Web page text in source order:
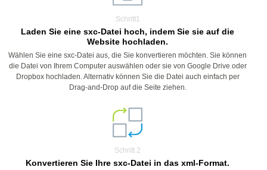
Schritt1
Laden Sie eine sxc-Datei hoch, indem Sie sie auf die
Website hochladen.
Wählen Sie eine sxc-Datei aus, die Sie konvertieren möchten. Sie können
die Datei von Ihrem Computer auswählen oder sie von Google Drive oder
Dropbox hochladen. Alternativ können Sie die Datei auch einfach per
Drag-and-Drop auf die Seite ziehen.
Schritt 2
Konvertieren Sie Ihre sxc-Datei in das xml-Format.